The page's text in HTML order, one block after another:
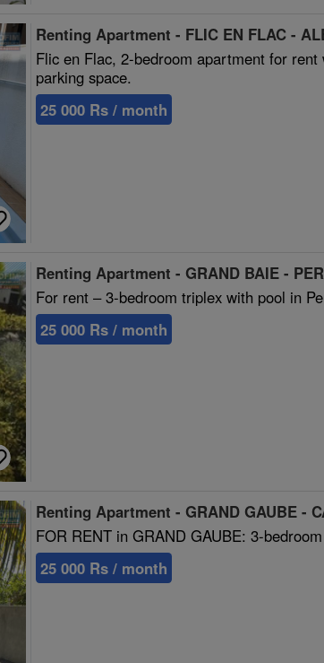
Renting Apartment - FLIC EN FLAC -
Flic en Flac, 2-bedroom apartment for
parking space.
25 000 Rs / month
Renting Apartment - GRAND BAIE -
For rent – 3-bedroom triplex with pool in
25 000 Rs / month
Renting Apartment - GRAND GAUBE -
FOR RENT in GRAND GAUBE: 3-
25 000 Rs / month